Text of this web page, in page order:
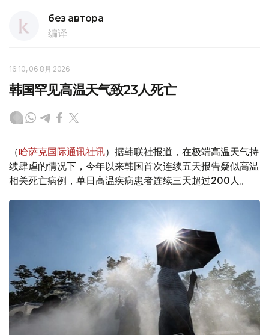
без автора
编译
16:10, 06 8月 2026
韩国罕见高温天气致23人死亡
（哈萨克国际通讯社讯）据韩联社报道，在极端高温天气持
续肆虐的情况下，今年以来韩国首次连续五天报告疑似高温
相关死亡病例，单日高温疾病患者连续三天超过200人。